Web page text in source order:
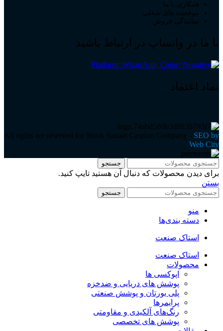
همکاری با ما
موقعیت های شغلی
نمایندگی فروش
با ما در واتساپ در ارتباط باشید
نماد اعتماد
All rights are reserved for Stock Sanaat Caspian Company - SEO by
Web City
جستجو
برای دیدن محصولات که دنبال آن هستید تایپ کنید.
بستن
جستجو
منو
دسته بندی‌ها
استاک صنعت
استاک صنعت
محصولات
اپوکسی ها
پوشش های دریایی و ضدخزه
پلی یورتان و پوشش صنعتی
پرایمرها
رنگ‌های آلکیدی و مقاومتی
پوشش های تخصصی